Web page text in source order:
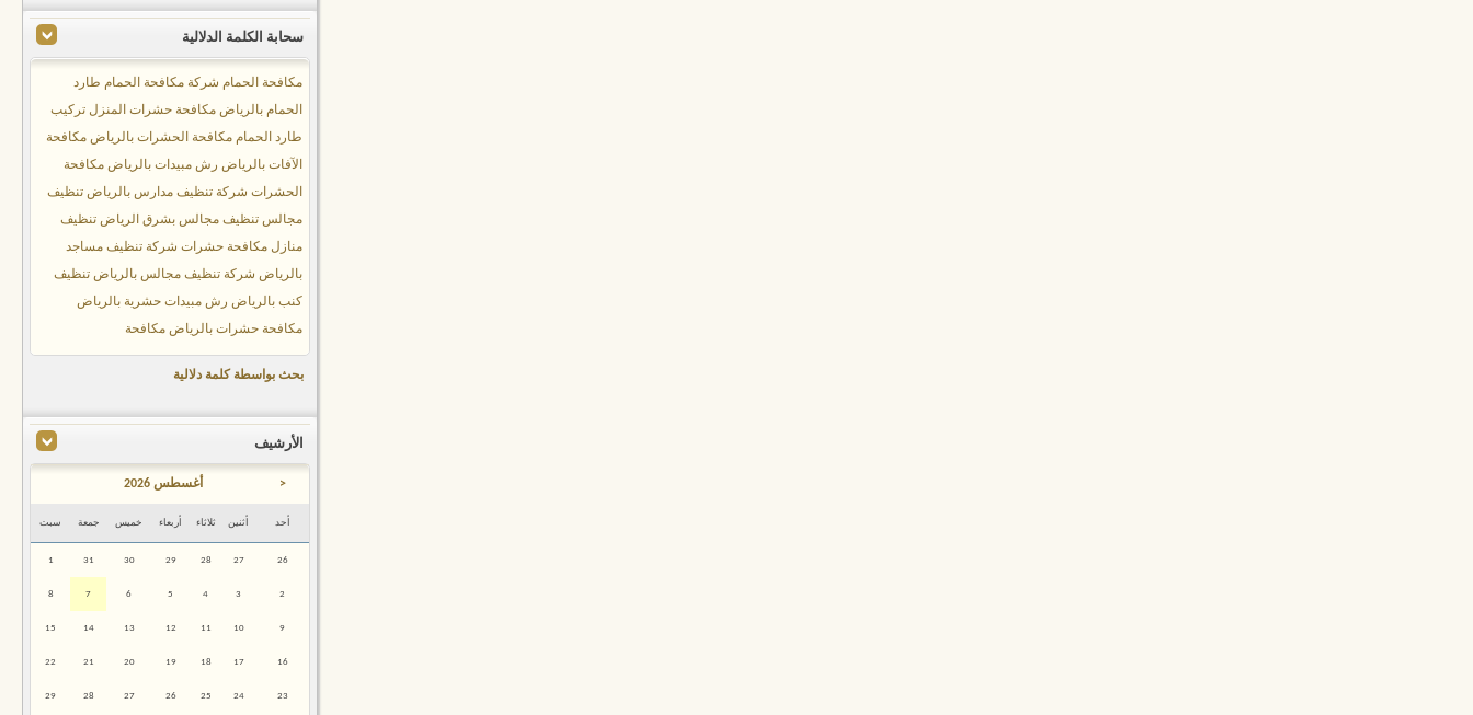
سحابة الكلمة الدلالية
مكافحة الحمام شركة مكافحة الحمام طارد
الحمام بالرياض مكافحة حشرات المنزل تركيب
طارد الحمام مكافحة الحشرات بالرياض مكافحة
الآفات بالرياض رش مبيدات بالرياض مكافحة
الحشرات شركة تنظيف مدارس بالرياض تنظيف
مجالس تنظيف مجالس بشرق الرياض تنظيف
منازل مكافحة حشرات شركة تنظيف مساجد
بالرياض شركة تنظيف مجالس بالرياض تنظيف
كنب بالرياض رش مبيدات حشرية بالرياض
مكافحة حشرات بالرياض مكافحة
بحث بواسطة كلمة دلالية
الأرشيف
< أغسطس 2026
أحد أثنين ثلاثاء أربعاء خميس جمعة سبت
26
27
28
29
30
31
1
2
3
4
5
6
7
8
9
10
11
12
13
14
15
16
17
18
19
20
21
22
23
24
25
26
27
28
29